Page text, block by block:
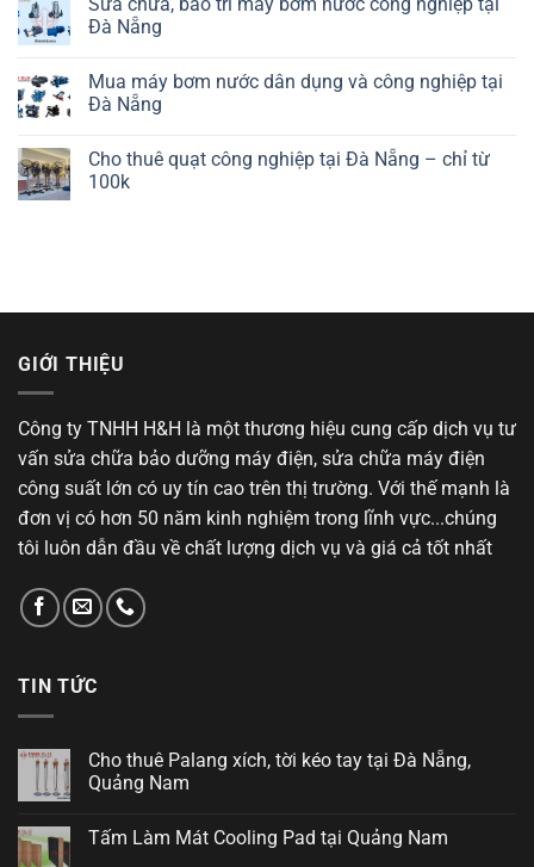
Đà Nẵng
Mua máy bơm nước dân dụng và công nghiệp tại
Đà Nẵng
Cho thuê quạt công nghiệp tại Đà Nẵng – chỉ từ
100k
GIỚI THIỆU
Công ty TNHH H&H là một thương hiệu cung cấp dịch vụ tư
vấn sửa chữa bảo dưỡng máy điện, sửa chữa máy điện
công suất lớn có uy tín cao trên thị trường. Với thế mạnh là
đơn vị có hơn 50 năm kinh nghiệm trong lĩnh vực...chúng
tôi luôn dẫn đầu về chất lượng dịch vụ và giá cả tốt nhất
TIN TỨC
Cho thuê Palang xích, tời kéo tay tại Đà Nẵng,
Quảng Nam
Tấm Làm Mát Cooling Pad tại Quảng Nam